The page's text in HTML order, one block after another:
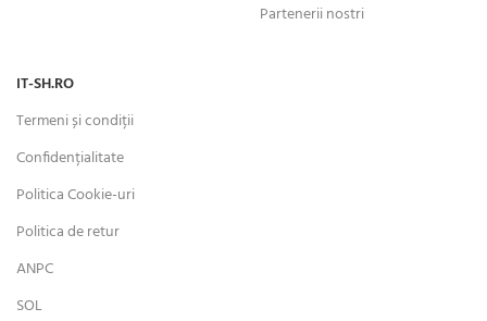
Partenerii nostri
IT-SH.RO
Termeni și condiții
Confidențialitate
Politica Cookie-uri
Politica de retur
ANPC
SOL